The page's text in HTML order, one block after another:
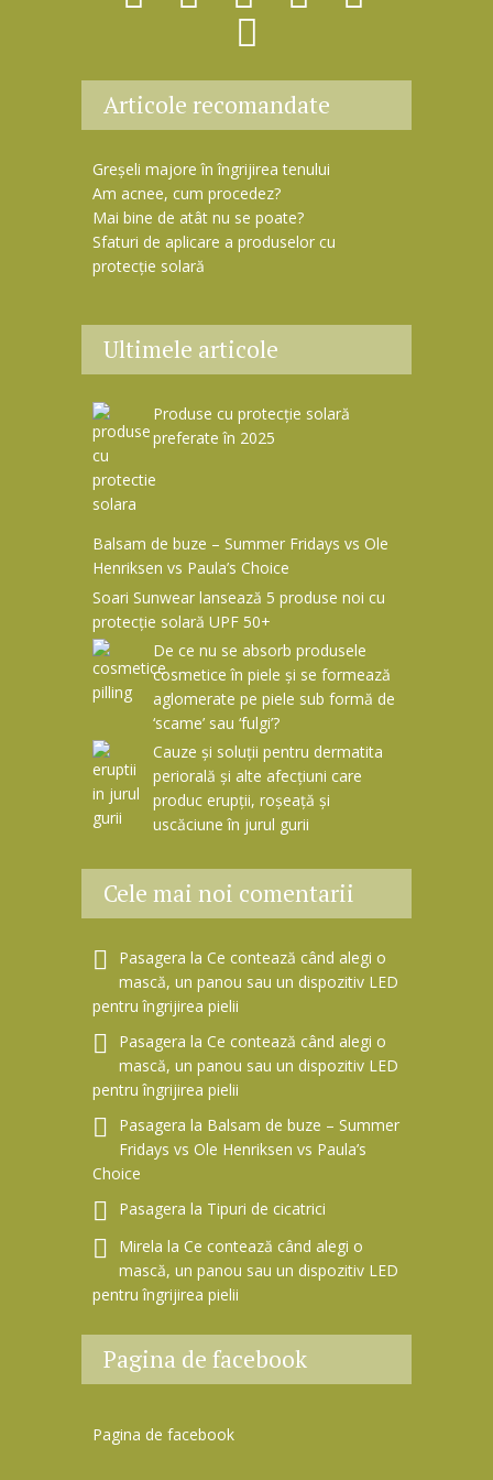
Articole recomandate
Greșeli majore în îngrijirea tenului
Am acnee, cum procedez?
Mai bine de atât nu se poate?
Sfaturi de aplicare a produselor cu
protecție solară
Ultimele articole
Produse cu protecție solară
preferate în 2025
Balsam de buze – Summer Fridays vs Ole
Henriksen vs Paula’s Choice
Soari Sunwear lansează 5 produse noi cu
protecție solară UPF 50+
De ce nu se absorb produsele
cosmetice în piele și se formează
aglomerate pe piele sub formă de
‘scame’ sau ‘fulgi’?
Cauze și soluții pentru dermatita
periorală și alte afecțiuni care
produc erupții, roșeață și
uscăciune în jurul gurii
Cele mai noi comentarii
Pasagera la Ce contează când alegi o
mască, un panou sau un dispozitiv LED
pentru îngrijirea pielii
Pasagera la Ce contează când alegi o
mască, un panou sau un dispozitiv LED
pentru îngrijirea pielii
Pasagera la Balsam de buze – Summer
Fridays vs Ole Henriksen vs Paula’s
Choice
Pasagera la Tipuri de cicatrici
Mirela la Ce contează când alegi o
mască, un panou sau un dispozitiv LED
pentru îngrijirea pielii
Pagina de facebook
Pagina de facebook